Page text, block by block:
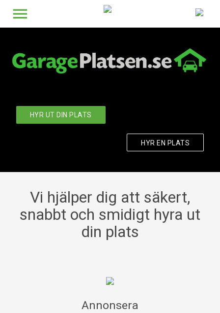
menu
HYR UT DIN PLATS
HYR EN PLATS
Vi hjälper dig att säkert,
snabbt och smidigt hyra ut
din plats
Annonsera